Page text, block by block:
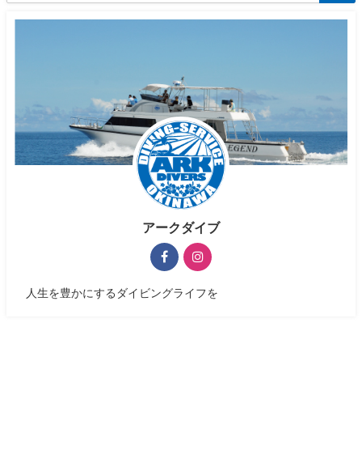
アークダイブ
人生を豊かにするダイビングライフを